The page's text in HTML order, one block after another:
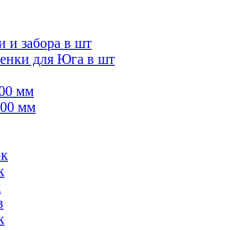
и забора в шт
для Юга в шт
мм
мм